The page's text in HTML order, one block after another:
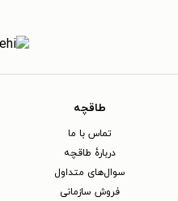
طاقچه
تماس با ما
دربارهٔ طاقچه
سوال‌های متداول
فروش سازمانی